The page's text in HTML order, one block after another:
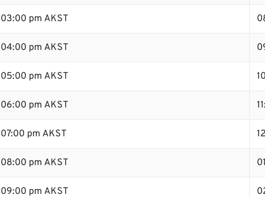
03:00 pm AKST
04:00 pm AKST
05:00 pm AKST
06:00 pm AKST
07:00 pm AKST
08:00 pm AKST
09:00 pm AKST